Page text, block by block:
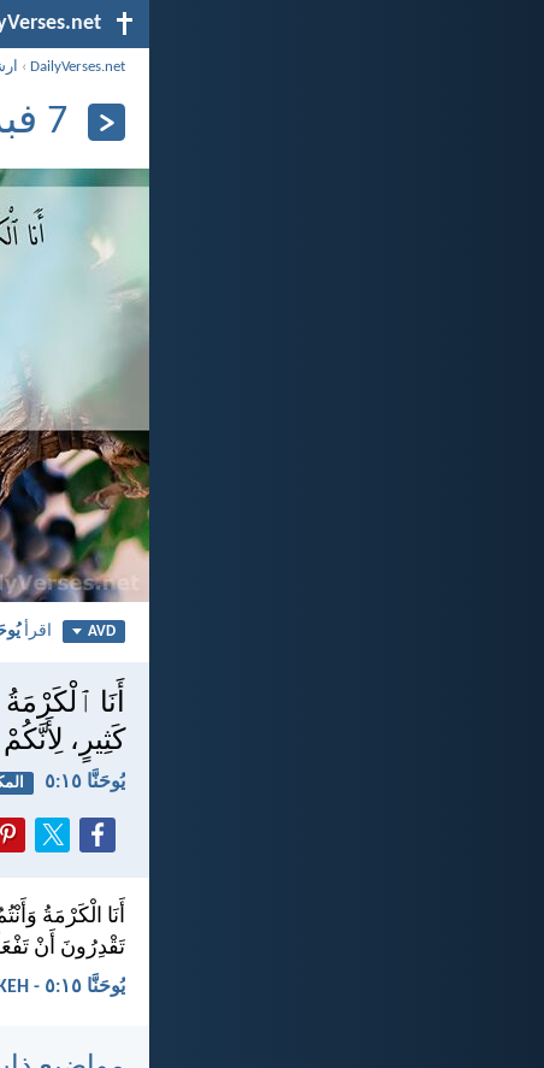
DailyVerses.net
›
7 فبراير 2024
AVD اقرأ
أَنَا
كَثِيرٍ،
يُوحَنَّا ١٥:‏٥
أَنَا الْكَرْمَةُ
تَقْدِرُونَ أَنْ
يُوحَنَّا ١٥:‏٥ - KEH